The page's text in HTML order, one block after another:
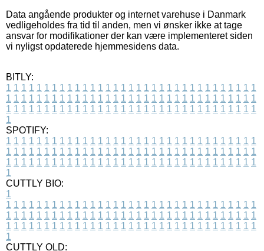
Data angående produkter og internet varehuse i Danmark
vedligeholdes fra tid til anden, men vi ønsker ikke at tage
ansvar for modifikationer der kan være implementeret siden
vi nyligst opdaterede hjemmesidens data.
BITLY:
1 1 1 1 1 1 1 1 1 1 1 1 1 1 1 1 1 1 1 1 1 1 1 1 1 1 1 1 1 1 1 1 1
1 1 1 1 1 1 1 1 1 1 1 1 1 1 1 1 1 1 1 1 1 1 1 1 1 1 1 1 1 1 1 1 1
1 1 1 1 1 1 1 1 1 1 1 1 1 1 1 1 1 1 1 1 1 1 1 1 1 1 1 1 1 1 1 1 1
1
SPOTIFY:
1 1 1 1 1 1 1 1 1 1 1 1 1 1 1 1 1 1 1 1 1 1 1 1 1 1 1 1 1 1 1 1 1
1 1 1 1 1 1 1 1 1 1 1 1 1 1 1 1 1 1 1 1 1 1 1 1 1 1 1 1 1 1 1 1 1
1 1 1 1 1 1 1 1 1 1 1 1 1 1 1 1 1 1 1 1 1 1 1 1 1 1 1 1 1 1 1 1 1
1
CUTTLY BIO:
1
1 1 1 1 1 1 1 1 1 1 1 1 1 1 1 1 1 1 1 1 1 1 1 1 1 1 1 1 1 1 1 1 1
1 1 1 1 1 1 1 1 1 1 1 1 1 1 1 1 1 1 1 1 1 1 1 1 1 1 1 1 1 1 1 1 1
1 1 1 1 1 1 1 1 1 1 1 1 1 1 1 1 1 1 1 1 1 1 1 1 1 1 1 1 1 1 1 1 1
1
CUTTLY OLD: